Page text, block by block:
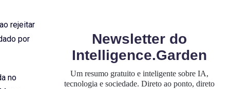
rejeitar
por
no